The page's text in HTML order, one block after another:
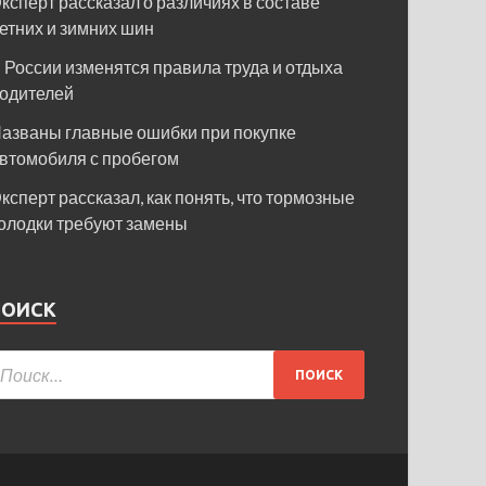
и зимних шин
России изменятся правила труда и отдыха
главные ошибки при покупке
с пробегом
рассказал, как понять, что тормозные
требуют замены